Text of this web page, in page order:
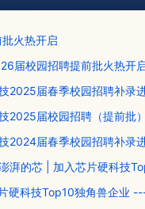
火热开启
届校园招聘提前批火热开
2025届春季校园招聘补录
2025届校园招聘（提前批
2024届春季校园招聘补录
澎湃的芯 | 加入芯片硬科
硬科技Top10独角兽企业